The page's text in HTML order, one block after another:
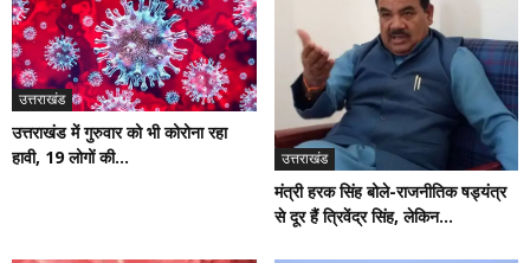
उत्तराखंड
उत्तराखंड में गुरुवार को भी कोरोना रहा
हावी, 19 लोगों की...
उत्तराखंड
मंत्री हरक सिंह बोले-राजनीतिक षड्यंत्र
से दूर हैं त्रिवेंद्र सिंह, लेकिन...